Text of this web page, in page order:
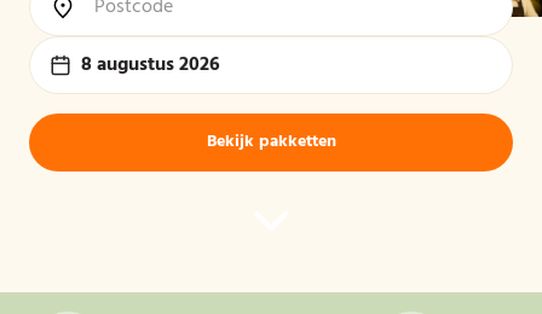
8 augustus 2026
Bekijk pakketten